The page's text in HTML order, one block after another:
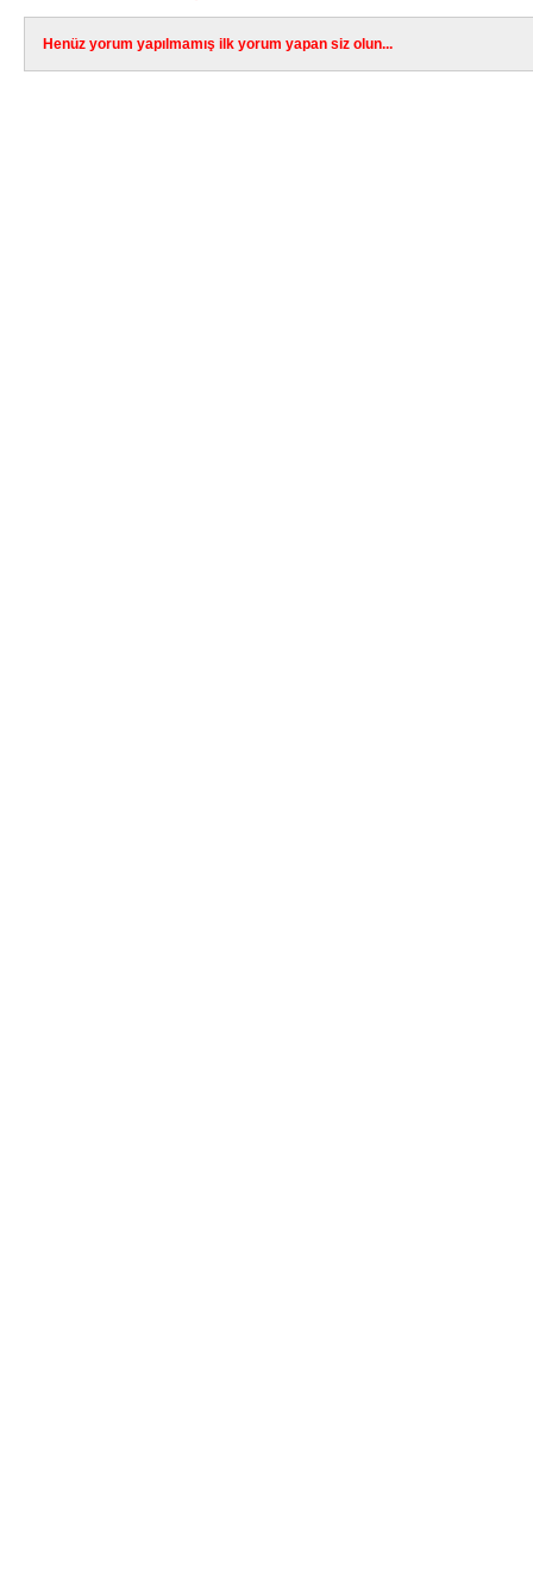
Henüz yorum yapılmamış ilk yorum yapan siz olun...